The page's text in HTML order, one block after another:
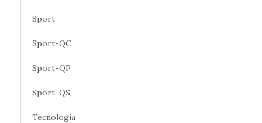
Sport
Sport-QC
Sport-QP
Sport-QS
Tecnologia